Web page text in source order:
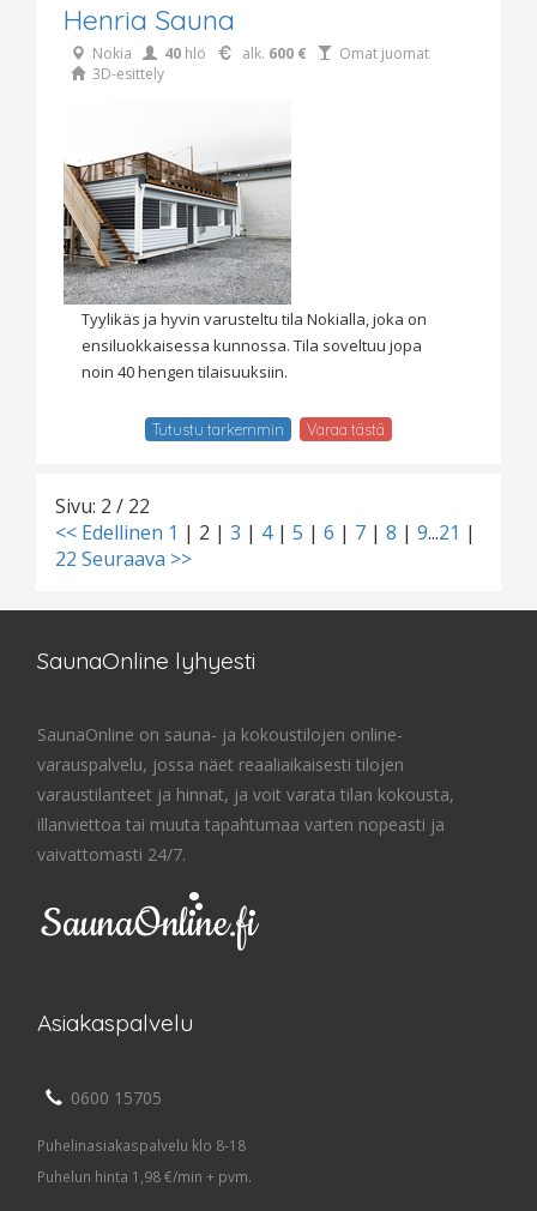
Henria Sauna
Nokia 40 hlö alk. 600 €
Omat juomat
3D-esittely
Tyylikäs ja hyvin varusteltu tila Nokialla, joka on
ensiluokkaisessa kunnossa. Tila soveltuu jopa
noin 40 hengen tilaisuuksiin.
Tutustu tarkemmin Varaa tästä
Sivu: 2 / 22
<< Edellinen 1 | 2 | 3 | 4| 5 | 6 | 7 | 8 | 9...21 |
22 Seuraava >>
SaunaOnline lyhyesti
SaunaOnline on sauna- ja kokoustilojen online-
varauspalvelu, jossa näet reaaliaikaisesti tilojen
varaustilanteet ja hinnat, ja voit varata tilan kokousta,
illanviettoa tai muuta tapahtumaa varten nopeasti ja
vaivattomasti 24/7.
Asiakaspalvelu
0600 15705
Puhelinasiakaspalvelu klo 8-18
Puhelun hinta 1,98 €/min + pvm.